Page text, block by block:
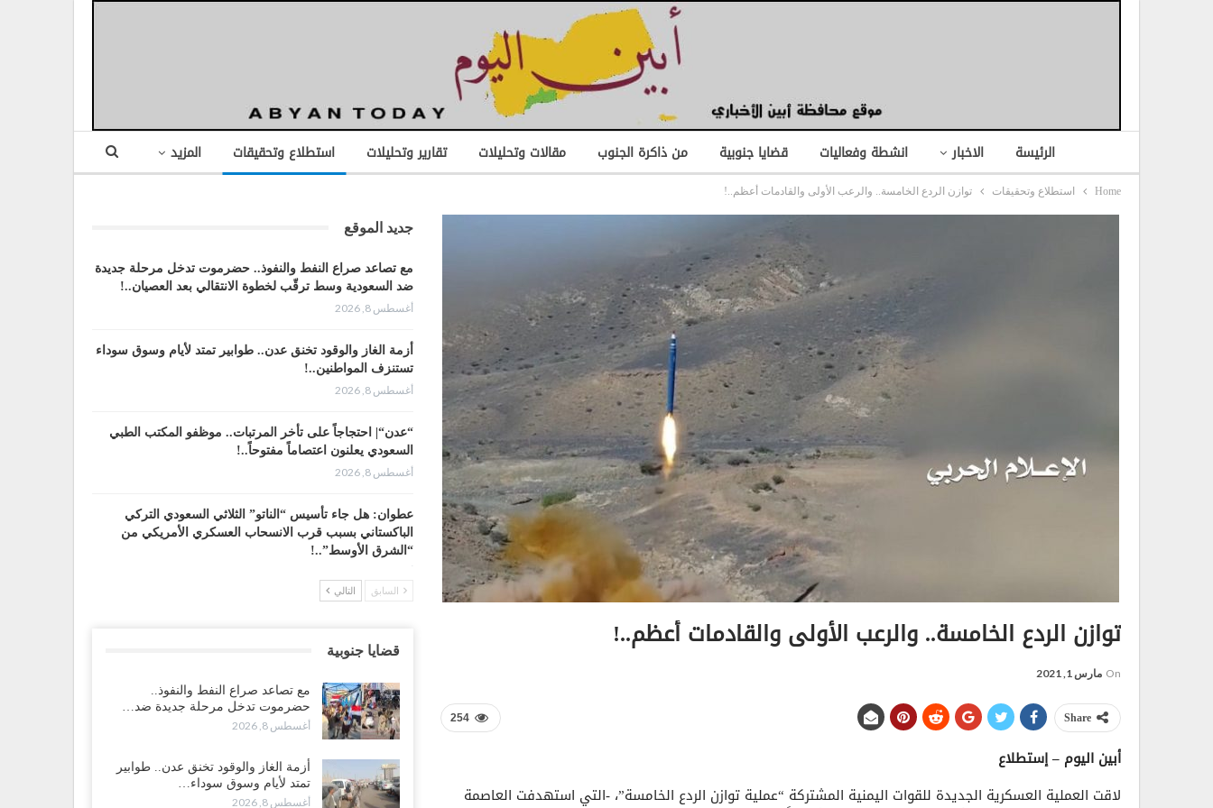
الرئيسة الاخبار انشطة وفعاليات قضايا جنوبية من ذاكرة الجنوب مقالات وتحليلات تقارير وتحليلات استطلاع وتحقيقات المزيد
Home استطلاع وتحقيقات توازن الردع الخامسة.. والرعب الأولى والقادمات أعظم..!
توازن الردع الخامسة.. والرعب الأولى والقادمات أعظم..!
On مارس 1, 2021
254 Share
أبين اليوم – إستطلاع
لاقت العملية العسكرية الجديدة للقوات اليمنية المشتركة “عملية توازن الردع الخامسة”، -التي استهدفت العاصمة
جديد الموقع
مع تصاعد صراع النفط والنفوذ.. حضرموت تدخل مرحلة جديدة
ضد السعودية وسط ترقّب لخطوة الانتقالي بعد العصيان..!
أغسطس 8, 2026
أزمة الغاز والوقود تخنق عدن.. طوابير تمتد لأيام وسوق سوداء
تستنزف المواطنين..!
أغسطس 8, 2026
“عدن“| احتجاجاً على تأخر المرتبات.. موظفو المكتب الطبي
السعودي يعلنون اعتصاماً مفتوحاً..!
أغسطس 8, 2026
عطوان: هل جاء تأسيس “الناتو” الثلاثي السعودي التركي
الباكستاني بسبب قرب الانسحاب العسكري الأمريكي من
“الشرق الأوسط”..!
أغسطس 8, 2026
السعودية تحاول احتواء بن بريك بعد تهديده بالمواجهة.. هل
بدأت معركة إسكات الصوت الحضرمي..!
أغسطس 8, 2026
المحافظ الجنيدي يحذر من خطورة المخططات السعودية على
ابناء الجنوب..!
السابق التالي
قضايا جنوبية
مع تصاعد صراع النفط والنفوذ..
حضرموت تدخل مرحلة جديدة ضد…
أغسطس 8, 2026
أزمة الغاز والوقود تخنق عدن.. طوابير
تمتد لأيام وسوق سوداء…
أغسطس 8, 2026